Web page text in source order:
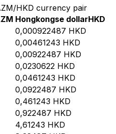
HKD currency pair
Hongkongse dollarHKD
0,000922487 HKD
0,00461243 HKD
0,00922487 HKD
0,0230622 HKD
0,0461243 HKD
0,0922487 HKD
0,461243 HKD
0,922487 HKD
4,61243 HKD